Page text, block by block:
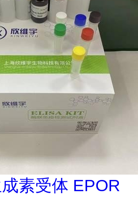
素受体 EPOR